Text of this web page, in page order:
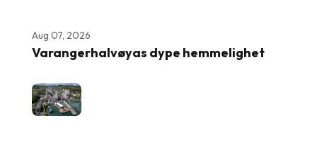
Aug 07, 2026
Varangerhalvøyas dype hemmelighet